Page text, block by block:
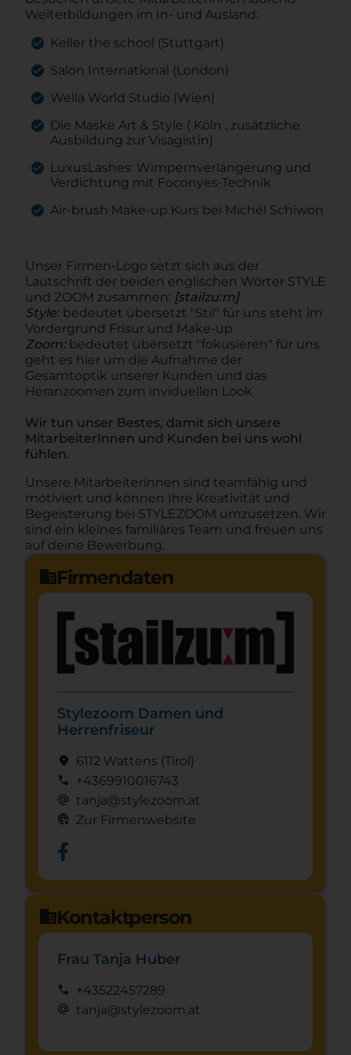
Weiterbildungen im In- und Ausland:
Keller the school (Stuttgart)
Salon International (London)
Wella World Studio (Wien)
Die Maske Art & Style ( Köln , zusätzliche
Ausbildung zur Visagistin)
LuxusLashes: Wimpernverlängerung und
Verdichtung mit Foconyes-Technik
Air-brush Make-up Kurs bei Michél Schiwon
Unser Firmen-Logo setzt sich aus der
Lautschrift der beiden englischen Wörter STYLE
und ZOOM zusammen: [stailzu:m]
Style:bedeutet übersetzt "Stil" für uns steht im
Vordergrund Frisur und Make-up
Zoom:bedeutet übersetzt "fokusieren" für uns
geht es hier um die Aufnahme der
Gesamtoptik unserer Kunden und das
Heranzoomen zum inviduellen Look
Wir tun unser Bestes, damit sich unsere
MitarbeiterInnen und Kunden bei uns wohl
fühlen.
Unsere Mitarbeiterinnen sind teamfähig und
motiviert und können Ihre Kreativität und
Begeisterung bei STYLEZOOM umzusetzen. Wir
sind ein kleines familiäres Team und freuen uns
auf deine Bewerbung.
domainFirmendaten
Stylezoom Damen und
Herrenfriseur
location_on 6112 Wattens (Tirol)
call +4369910016743
alternate_email tanja@stylezoom.at
captive_portal Zur Firmenwebsite
domainKontaktperson
Frau Tanja Huber
call +43522457289
alternate_email tanja@stylezoom.at